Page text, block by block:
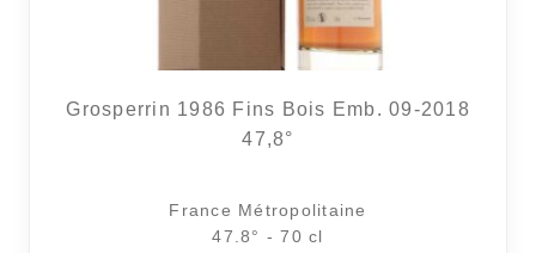
Grosperrin 1986 Fins Bois Emb. 09-2018
47,8°
France Métropolitaine
47.8° - 70 cl